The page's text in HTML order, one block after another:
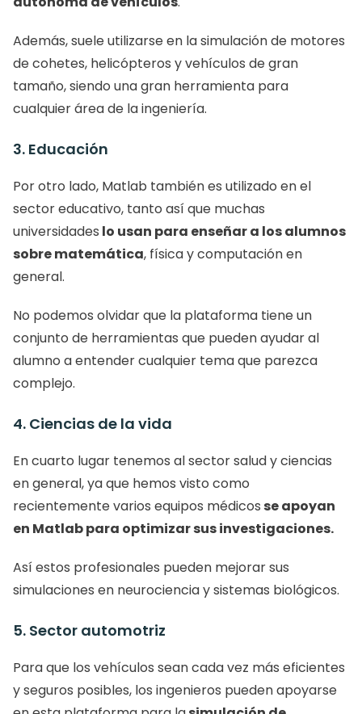
Además, suele utilizarse en la simulación de motores
de cohetes, helicópteros y vehículos de gran
tamaño, siendo una gran herramienta para
cualquier área de la ingeniería.
3. Educación
Por otro lado, Matlab también es utilizado en el
sector educativo, tanto así que muchas
universidades lo usan para enseñar a los alumnos
sobre matemática, física y computación en
general.
No podemos olvidar que la plataforma tiene un
conjunto de herramientas que pueden ayudar al
alumno a entender cualquier tema que parezca
complejo.
4. Ciencias de la vida
En cuarto lugar tenemos al sector salud y ciencias
en general, ya que hemos visto como
recientemente varios equipos médicos se apoyan
en Matlab para optimizar sus investigaciones.
Así estos profesionales pueden mejorar sus
simulaciones en neurociencia y sistemas biológicos.
5. Sector automotriz
Para que los vehículos sean cada vez más eficientes
y seguros posibles, los ingenieros pueden apoyarse